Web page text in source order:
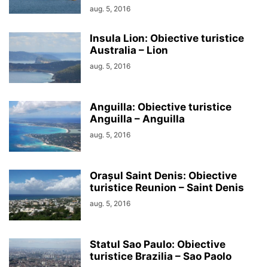
aug. 5, 2016
Insula Lion: Obiective turistice
Australia – Lion
aug. 5, 2016
Anguilla: Obiective turistice
Anguilla – Anguilla
aug. 5, 2016
Orașul Saint Denis: Obiective
turistice Reunion – Saint Denis
aug. 5, 2016
Statul Sao Paulo: Obiective
turistice Brazilia – Sao Paolo